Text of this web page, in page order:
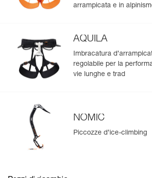
arrampicata e in
AQUILA
Imbracatura
regolabile per la
vie lunghe e trad
NOMIC
Piccozze d’ice-climbing